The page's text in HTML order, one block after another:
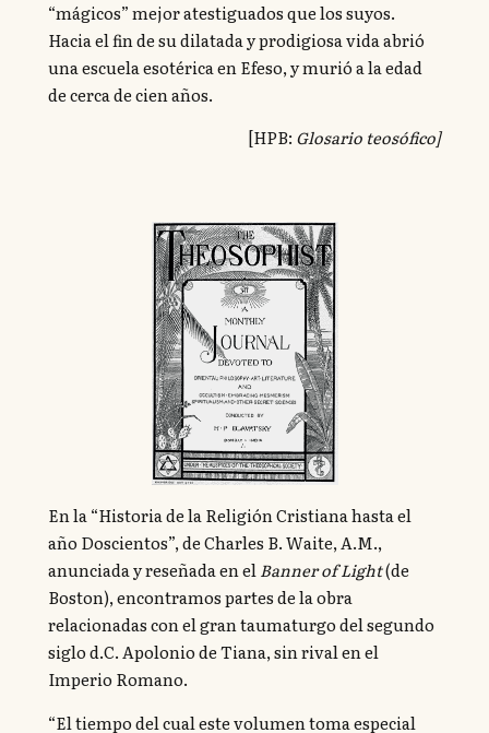
“mágicos” mejor atestiguados que los suyos.
Hacia el fin de su dilatada y prodigiosa vida abrió
una escuela esotérica en Efeso, y murió a la edad
de cerca de cien años.
[HPB: Glosario teosófico]
En la “Historia de la Religión Cristiana hasta el
año Doscientos”, de Charles B. Waite, A.M.,
anunciada y reseñada en elBanner of Light(de
Boston), encontramos partes de la obra
relacionadas con el gran taumaturgo del segundo
siglo d.C. Apolonio de Tiana, sin rival en el
Imperio Romano.
“El tiempo del cual este volumen toma especial